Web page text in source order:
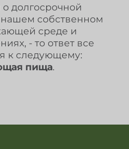
долгосрочной
собственном
среде и
- то ответ все
к следующему:
пища.